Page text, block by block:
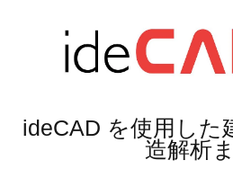
ideCAD を使用した
造解析